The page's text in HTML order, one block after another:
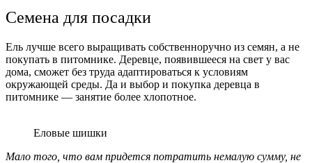
Семена для посадки
Ель лучше всего выращивать собственноручно из семян, а не
покупать в питомнике. Деревце, появившееся на свет у вас
дома, сможет без труда адаптироваться к условиям
окружающей среды. Да и выбор и покупка деревца в
питомнике — занятие более хлопотное.
Еловые шишки
Мало того, что вам придется потратить немалую сумму, не